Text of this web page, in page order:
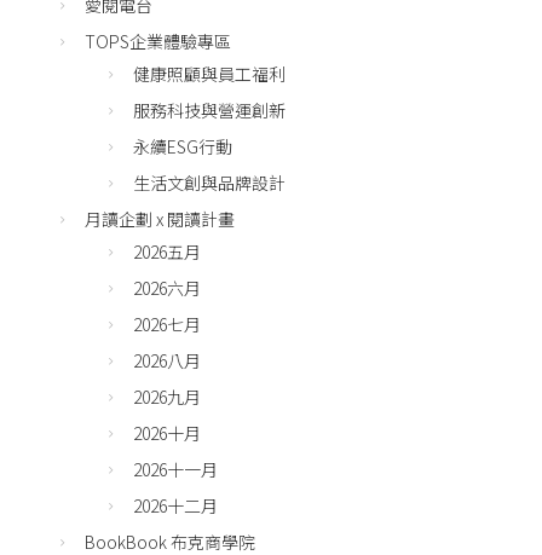
TOPS企業體驗專區
健康照顧與員工福利
服務科技與營運創新
永續ESG行動
生活文創與品牌設計
月讀企劃 x 閱讀計畫
2026五月
2026六月
2026七月
2026八月
2026九月
2026十月
2026十一月
2026十二月
BookBook 布克商學院